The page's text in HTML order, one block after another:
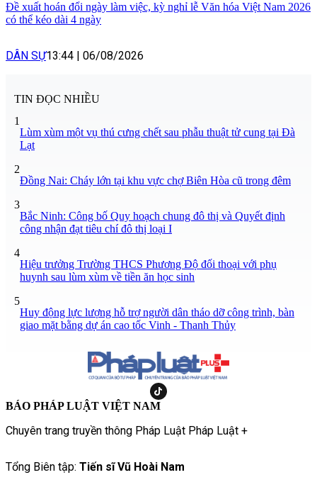
Đề xuất hoán đổi ngày làm việc, kỳ nghỉ lễ Văn hóa Việt Nam 2026
có thể kéo dài 4 ngày
DÂN SỰ13:44 06/08/2026
TIN ĐỌC NHIỀU
1
Lùm xùm một vụ thú cưng chết sau phẫu thuật tử cung tại Đà
Lạt
2
Đồng Nai: Cháy lớn tại khu vực chợ Biên Hòa cũ trong đêm
3
Bắc Ninh: Công bố Quy hoạch chung đô thị và Quyết định
công nhận đạt tiêu chí đô thị loại I
4
Hiệu trưởng Trường THCS Phương Độ đối thoại với phụ
huynh sau lùm xùm về tiền ăn học sinh
5
Huy động lực lượng hỗ trợ người dân tháo dỡ công trình, bàn
giao mặt bằng dự án cao tốc Vinh - Thanh Thủy
BÁO PHÁP LUẬT VIỆT NAM
Chuyên trang truyền thông Pháp Luật Pháp Luật +
Tổng Biên tập: Tiến sĩ Vũ Hoài Nam